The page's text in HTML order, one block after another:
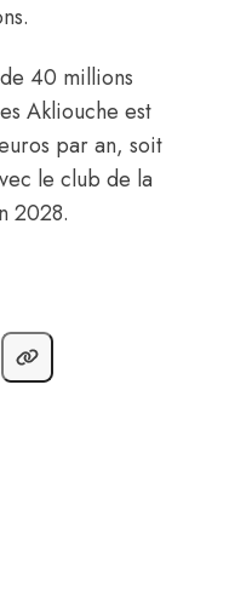
40 millions
Akliouche est
par an, soit
le club de la
2028.